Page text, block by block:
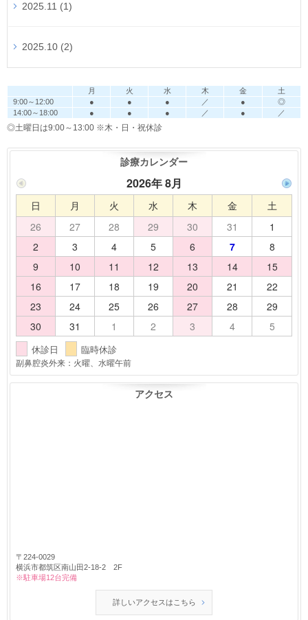
2025.11 (1)
2025.10 (2)
月 火 水 木 金
土
9:00～12:00
● ● ● ／ ●
◎
14:00～18:00
● ● ● ／ ● ／
◎土曜日は9:00～13:00 ※木・日・祝休診
診療カレンダー
2026年 8月
日 月 火 水 木 金
土
26
27 28 29 30 31
1
2
3 4 5 6 7
8
9
10 11 12 13 14
15
16
17 18 19 20 21
22
23
24 25 26 27 28
29
30
31 1 2 3 4 5
休診日 臨時休診
副鼻腔炎外来：火曜、水曜午前
アクセス
〒224-0029
横浜市都筑区南山田2-18-2 2F
※駐車場12台完備
詳しいアクセスはこちら